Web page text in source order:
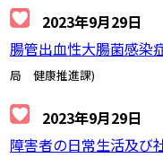
2023年9月29日
腸管出血性大腸菌感染
局 健康推進課)
2023年9月29日
障害者の日常生活及び